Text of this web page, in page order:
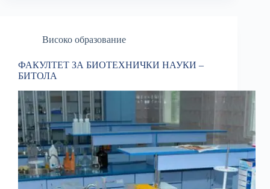
Високо образование
ФАКУЛТЕТ ЗА БИОТЕХНИЧКИ НАУКИ –
БИТОЛА